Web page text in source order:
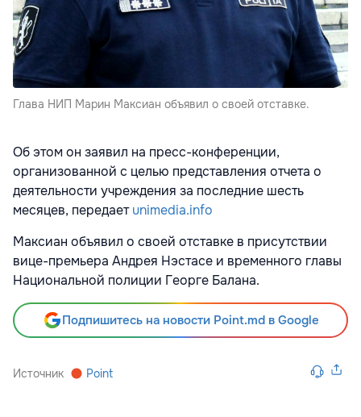
Глава НИП Марин Максиан объявил о своей отставке.
Об этом он заявил на пресс-конференции,
организованной с целью представления отчета о
деятельности учреждения за последние шесть
месяцев, передаетunimedia.info
Максиан объявил о своей отставке в присутствии
вице-премьера Андрея Нэстасе и временного главы
Национальной полиции Георге Балана.
Подпишитесь на новости Point.md в Google
Источник Point